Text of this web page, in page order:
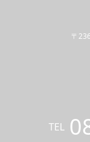
〒
TEL